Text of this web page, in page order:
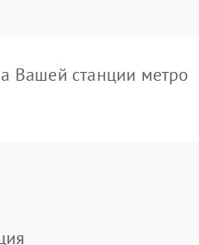
Вашей станции метро